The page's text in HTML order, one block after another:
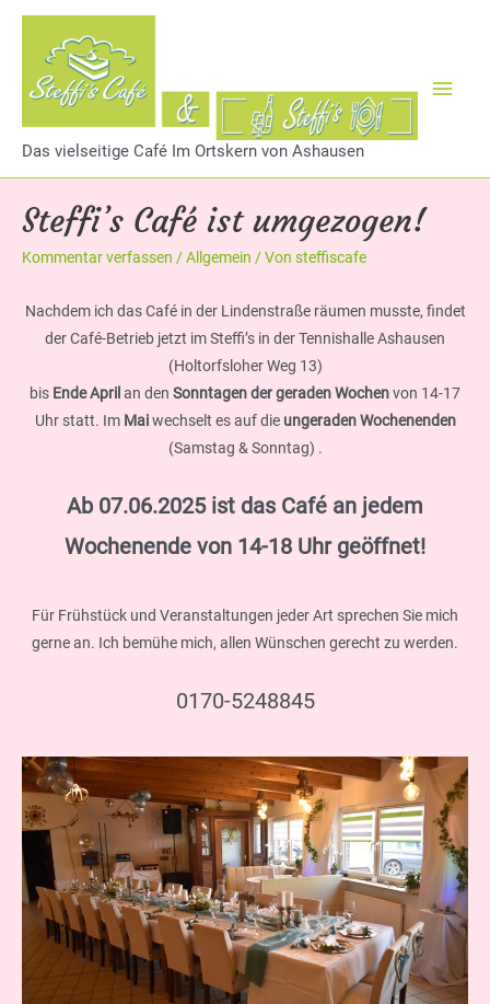
Zum
springen
Das vielseitige Café Im Ortskern von Ashausen
Steffi’s Café ist umgezogen!
Kommentar verfassen /Allgemein / Von steffiscafe
Nachdem ich das Café in der Lindenstraße räumen musste, findet
der Café-Betrieb jetzt im Steffi’s in der Tennishalle Ashausen
(Holtorfsloher Weg 13)
bis Ende April an den Sonntagen der geraden Wochenvon 14-17
Uhr statt. Im Maiwechselt es auf die ungeraden Wochenenden
(Samstag & Sonntag) .
Ab 07.06.2025 ist das Café an jedem
Wochenende von 14-18 Uhr geöffnet!
Für Frühstück und Veranstaltungen jeder Art sprechen Sie mich
gerne an. Ich bemühe mich, allen Wünschen gerecht zu werden.
0170-5248845